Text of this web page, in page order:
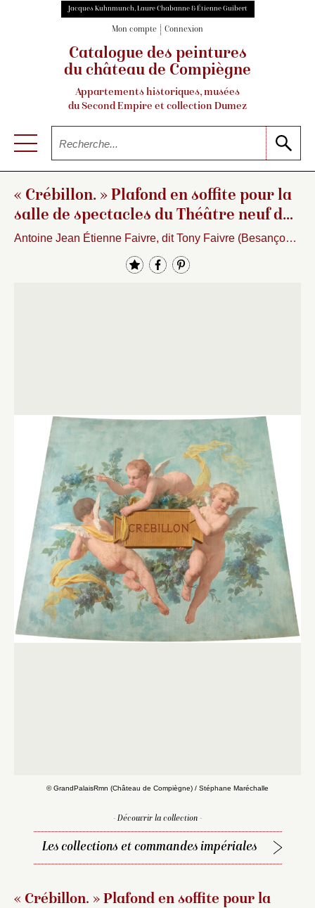
Jacques Kuhnmunch, Laure Chabanne & Étienne Guibert
Mon compte Connexion
Catalogue des peintures
du château de Compiègne
Appartements historiques, musées
du Second Empire et collection Dumez
« Crébillon. » Plafond en soffite pour la
salle de spectacles du Théâtre neuf de
Compiègne.…
Antoine Jean Étienne Faivre, dit Tony Faivre (Besançon, 1830 – Paris, 1905)
© GrandPalaisRmn (Château de Compiègne) / Stéphane Maréchalle
- Découvrir la collection -
Les collections et commandes impériales
« Crébillon. » Plafond en soffite pour la